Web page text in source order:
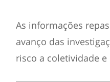
As informações
avanço das
risco a coletividade